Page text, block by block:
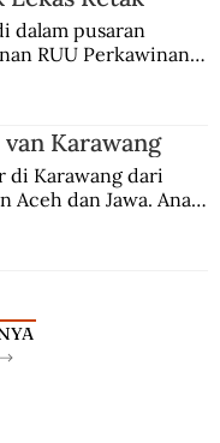
dalam pusaran
RUU Perkawinan.
Karawang
di Karawang dari
Aceh dan Jawa. Anak